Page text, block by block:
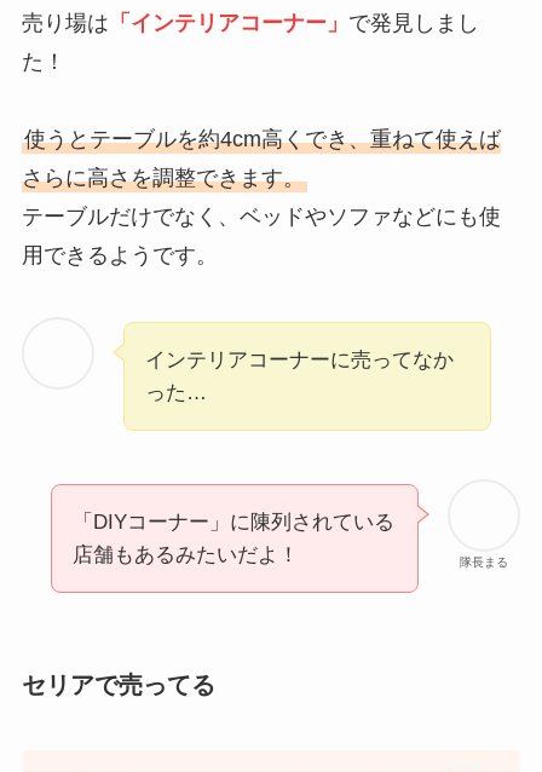
売り場は 「インテリアコーナー」 で発見しまし
た！
使うとテーブルを約4cm高くでき、重ねて使えば
さらに高さを調整できます。
テーブルだけでなく、ベッドやソファなどにも使
用できるようです。
インテリアコーナーに売ってなか
った…
隊長まる
「DIYコーナー」に陳列されている
店舗もあるみたいだよ！
セリアで売ってる